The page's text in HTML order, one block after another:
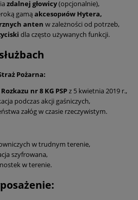
zdalnej głowicy(opcjonalnie),
gamą akcesoриów Hytera,
anten w zależności od potrzeb,
dla często używanych funkcji.
Pożarna:
Rozkazu nr 8 KG PSPz 5 kwietnia 2019 r.,
podczas akcji gaśniczych,
załóg w czasie rzeczywistym.
w trudnym terenie,
szyfrowana,
w terenie.